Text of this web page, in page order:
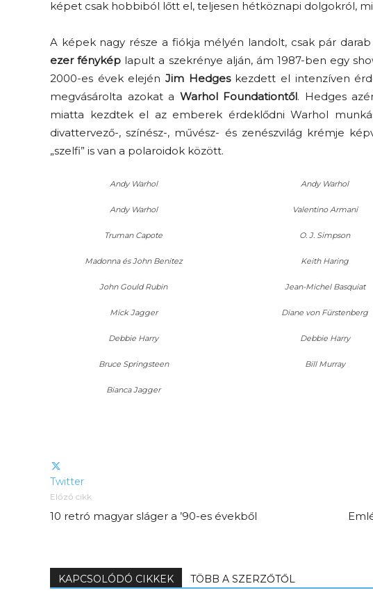
képet csak hobbiból lőtt el, teljesen hétköznapi dolgokról,
A képek nagy része a fiókja mélyén landolt, csak pár
ezer fénykép lapult a szekrénye alján, ám 1987-ben egy
2000-es évek elején Jim Hedgeskezdett el intenzíven
megvásárolta azokat a Warhol Foundationtől. Hedges
miatta kezdtek el az emberek érdeklődni Warhol
divattervező-, színész-, művész- és zenészvilág krémje
„szelfi” is van a polaroidok között.
Andy Warhol Andy Warhol
Andy Warhol Valentino Armani
Truman Capote O. J. Simpson
Madonna és John Benitez Keith Haring
John Gould Rubin Jean-Michel Basquiat
Mick Jagger Diane von Fürstenberg
Debbie Harry Debbie Harry
Bruce Springsteen Bill Murray
Bianca Jagger
Twitter
Előző cikk
10 retró magyar sláger a ’90-es évekből
KAPCSOLÓDÓ CIKKEK TÖBB A SZERZŐTŐL
S03E02 premier